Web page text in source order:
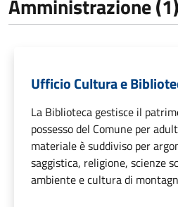
Amministrazione (1)
Ufficio Cultura e
La Biblioteca gestisce il
possesso del Comune per
materiale è suddiviso per
saggistica, religione, scienze
ambiente e cultura di